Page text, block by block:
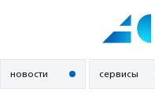
новости сервисы